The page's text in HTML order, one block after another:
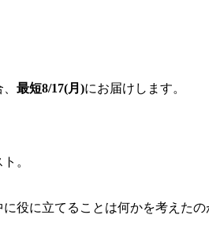
最短8/17(月)にお届けします。
。
役に立てることは何かを考えたの